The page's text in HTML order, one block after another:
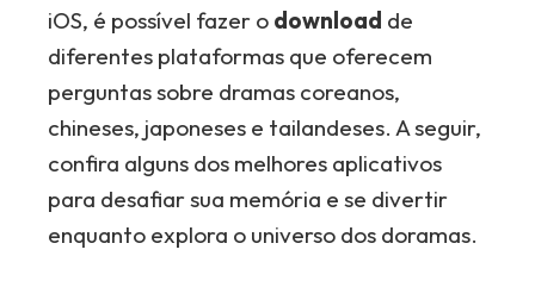
iOS, é possível fazer o download de
diferentes plataformas que oferecem
perguntas sobre dramas coreanos,
chineses, japoneses e tailandeses. A seguir,
confira alguns dos melhores aplicativos
para desafiar sua memória e se divertir
enquanto explora o universo dos doramas.